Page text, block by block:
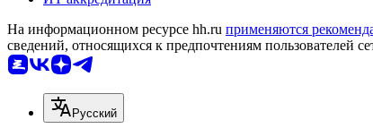
На информационном ресурсе hh.ru применяются
сведений, относящихся к предпочтениям пользователей
Русский